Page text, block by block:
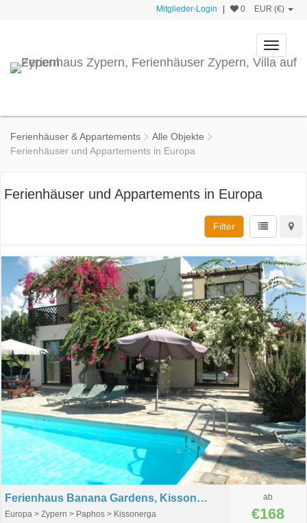
Mitglieder-Login 0 EUR (€)
Toggle
Ferienhäuser & Appartements
Alle Objekte
Ferienhäuser und Appartements in Europa
Ferienhäuser und Appartements in Europa
Filter
Ferienhaus Banana Gardens, Kissonerga, Paphos, Zypern
Europa > Zypern > Paphos > Kissonerga
ab
€168